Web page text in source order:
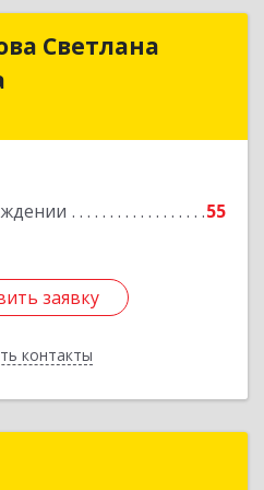
Светлана
55
заявку
контакты
Светлана
Подробнее
заявку